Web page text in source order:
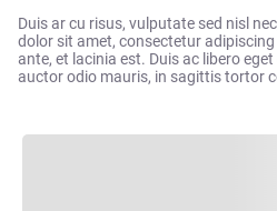
Duis ar cu risus, vulputate sed nisl
dolor sit amet, consectetur
ante, et lacinia est. Duis ac libero
auctor odio mauris, in sagittis tortor